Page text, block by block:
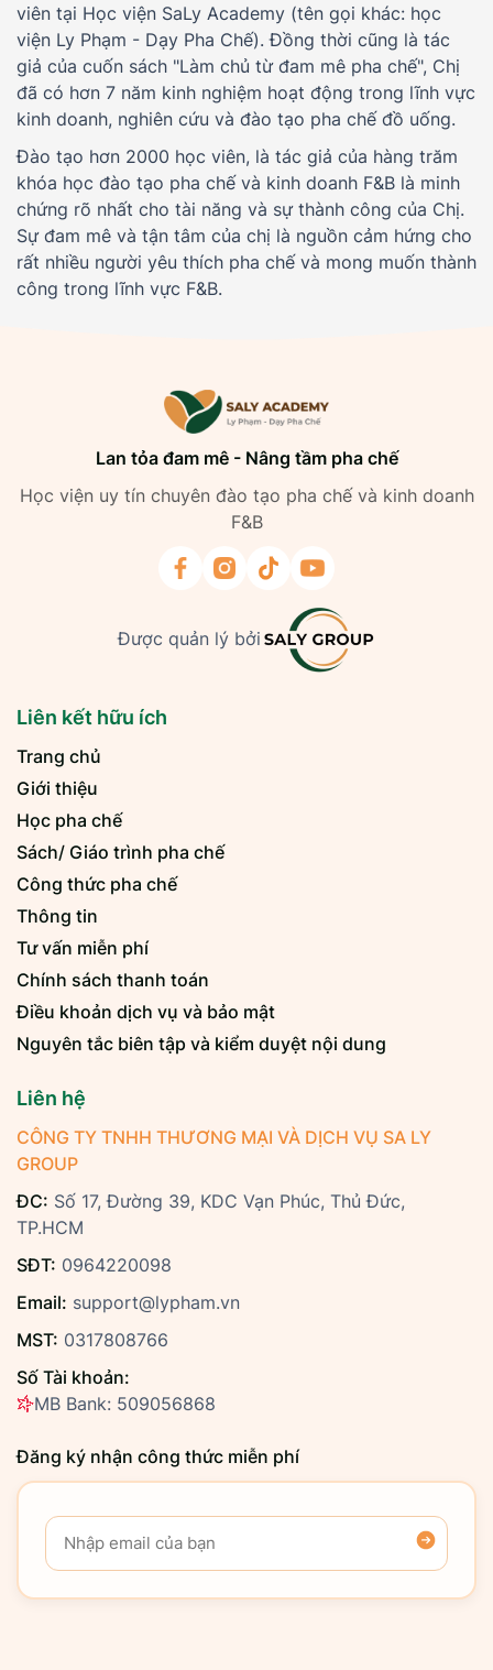
viên tại Học viện SaLy Academy (tên gọi khác: học
viện Ly Phạm - Dạy Pha Chế). Đồng thời cũng là tác
giả của cuốn sách "Làm chủ từ đam mê pha chế", Chị
đã có hơn 7 năm kinh nghiệm hoạt động trong lĩnh vực
kinh doanh, nghiên cứu và đào tạo pha chế đồ uống.
Đào tạo hơn 2000 học viên, là tác giả của hàng trăm
khóa học đào tạo pha chế và kinh doanh F&B là minh
chứng rõ nhất cho tài năng và sự thành công của Chị.
Sự đam mê và tận tâm của chị là nguồn cảm hứng cho
rất nhiều người yêu thích pha chế và mong muốn thành
công trong lĩnh vực F&B.
Lan tỏa đam mê - Nâng tầm pha chế
Học viện uy tín chuyên đào tạo pha chế và kinh doanh
F&B
Được quản lý bởi
Liên kết hữu ích
Trang chủ
Giới thiệu
Học pha chế
Sách/ Giáo trình pha chế
Công thức pha chế
Thông tin
Tư vấn miễn phí
Chính sách thanh toán
Điều khoản dịch vụ và bảo mật
Nguyên tắc biên tập và kiểm duyệt nội dung
Liên hệ
CÔNG TY TNHH THƯƠNG MẠI VÀ DỊCH VỤ SA LY
GROUP
ĐC: Số 17, Đường 39, KDC Vạn Phúc, Thủ Đức,
TP.HCM
SĐT: 0964220098
Email: support@lypham.vn
MST: 0317808766
Số Tài khoản:
MB Bank: 509056868
Đăng ký nhận công thức miễn phí